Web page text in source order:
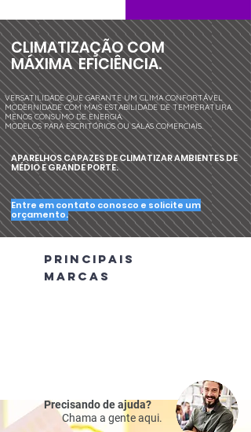
CLIMATIZAÇÃO COM
MÁXIMA EFICIÊNCIA.
VERSATILIDADE QUE GARANTE UM CLIMA CONFORTÁVEL
MODERNIDADE COM MAIS ESTABILIDADE DE TEMPERATURA.
MENOS CONSUMO DE ENERGIA.
MODELOS PARA ESCRITÓRIOS OU SALAS COMERCIAIS.
APARELHOS CAPAZES DE CLIMATIZAR AMBIENTES DE
MÉDIO E GRANDE PORTE.
Entre em contato conosco e solicite um
orçamento.
principais
marcas
Precisando de ajuda?
Chama a gente aqui.